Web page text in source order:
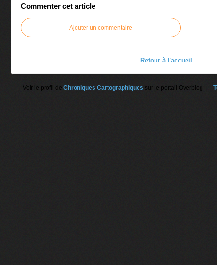
Commenter cet article
Ajouter un commentaire
Retour à l'accueil
Voir le profil de Chroniques Cartographiques sur le portail Overblog